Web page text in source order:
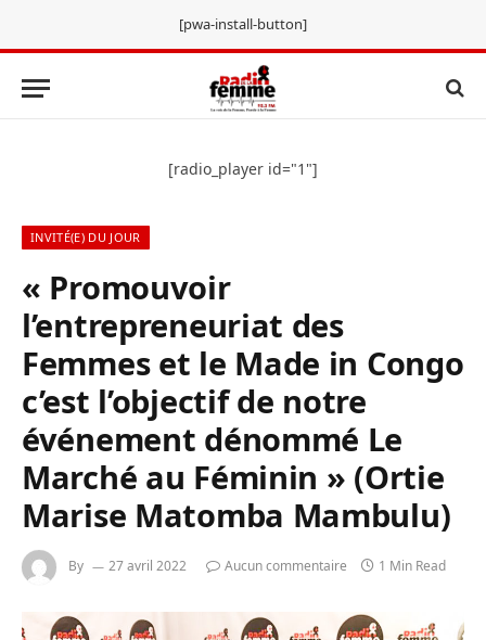
[pwa-install-button]
[radio_player id="1"]
INVITÉ(E) DU JOUR
« Promouvoir
l’entrepreneuriat des
Femmes et le Made in Congo
c’est l’objectif de notre
événement dénommé Le
Marché au Féminin » (Ortie
Marise Matomba Mambulu)
By 27 avril 2022 Aucun commentaire 1 Min Read